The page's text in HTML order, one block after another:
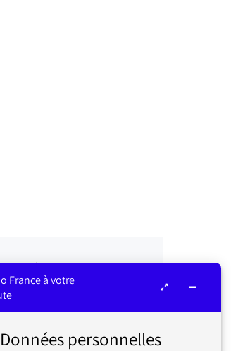
par vos questions ou
relayées sur les antennes
infos du médiateur, lettre
articles explicatifs à
France à votre
Données personnelles